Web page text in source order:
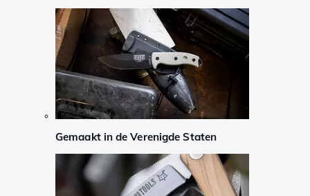
Gemaakt in de Verenigde Staten